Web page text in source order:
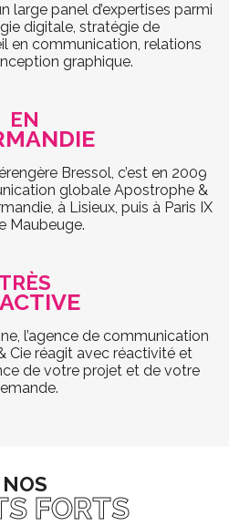
large panel d’expertises parmi
digitale, stratégie de
en communication, relations
graphique.
EN
Bressol, c’est en 2009
globale Apostrophe &
à Lisieux, puis à Paris IX
Maubeuge.
TRÈS
l’agence de communication
Cie réagit avec réactivité et
de votre projet et de votre
NOS
FORTS